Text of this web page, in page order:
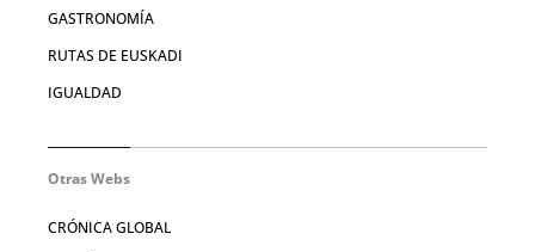
GASTRONOMÍA
RUTAS DE EUSKADI
IGUALDAD
Otras Webs
CRÓNICA GLOBAL